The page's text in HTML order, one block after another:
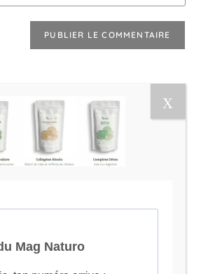
spécialisée dans
femmes en préménopause et